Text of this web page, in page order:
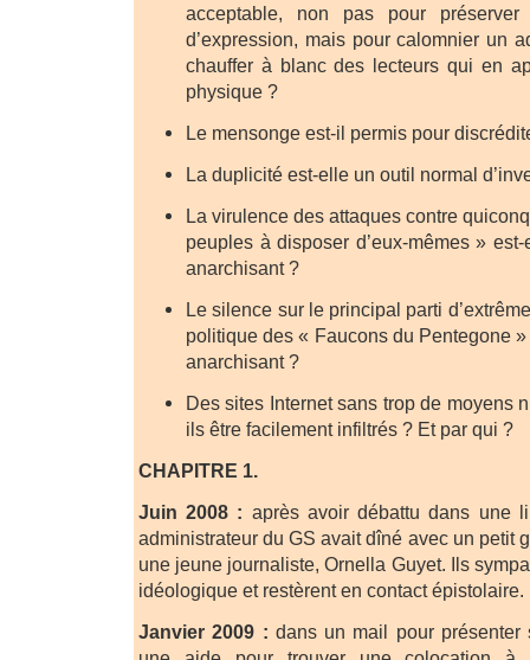
acceptable, non pas pour
d’expression, mais pour calomnier un
chauffer à blanc des lecteurs qui en
physique ?
Le mensonge est-il permis pour
La duplicité est-elle un outil normal
La virulence des attaques contre
peuples à disposer d’eux-mêmes »
anarchisant ?
Le silence sur le principal parti
politique des « Faucons du Pentegone
anarchisant ?
Des sites Internet sans trop de moyens
ils être facilement infiltrés ? Et par qui ?
CHAPITRE 1.
Juin 2008 : après avoir débattu dans une
administrateur du GS avait dîné avec un petit
une jeune journaliste, Ornella Guyet. Ils
idéologique et restèrent en contact épistolaire.
Janvier 2009 : dans un mail pour